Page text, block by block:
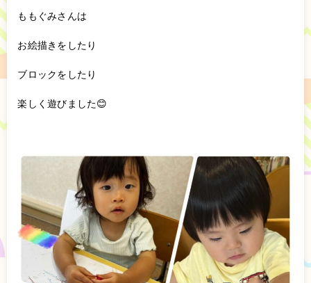
ももぐみさんは
お絵描きをしたり
ブロックをしたり
楽しく遊びました😊